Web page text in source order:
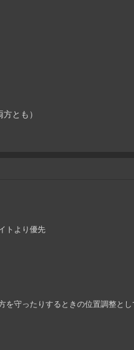
とも）
トより優先
守ったりするときの位置調整と